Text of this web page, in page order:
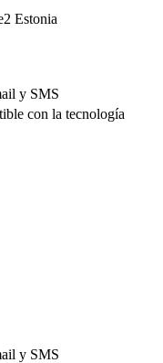
Estonia
y SMS
con la tecnología
y SMS